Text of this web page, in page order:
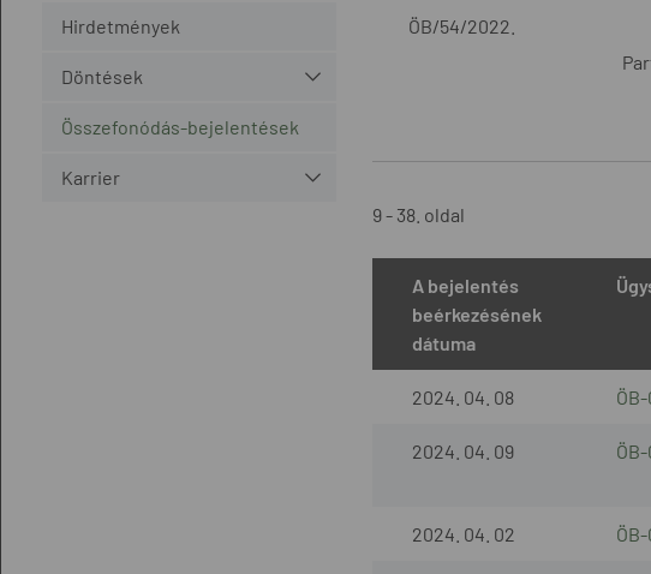
Hirdetmények
Döntések
Összefonódás-bejelentések
Karrier
ÖB/54/2022.
9 - 38. oldal
A bejelentés
beérkezésének
dátuma
2024. 04. 08
2024. 04. 09
2024. 04. 02